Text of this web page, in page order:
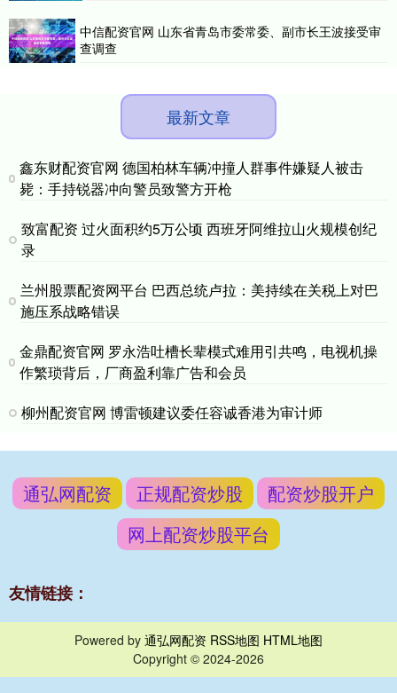
中信配资官网 山东省青岛市委常委、副市长王波接受审
查调查
最新文章
鑫东财配资官网 德国柏林车辆冲撞人群事件嫌疑人被击
毙：手持锐器冲向警员致警方开枪
致富配资 过火面积约5万公顷 西班牙阿维拉山火规模创纪
录
兰州股票配资网平台 巴西总统卢拉：美持续在关税上对巴
施压系战略错误
金鼎配资官网 罗永浩吐槽长辈模式难用引共鸣，电视机操
作繁琐背后，厂商盈利靠广告和会员
柳州配资官网 博雷顿建议委任容诚香港为审计师
通弘网配资 正规配资炒股
配资炒股开户
网上配资炒股平台
友情链接：
Powered by 通弘网配资 RSS地图 HTML地图
Copyright © 2024-2026